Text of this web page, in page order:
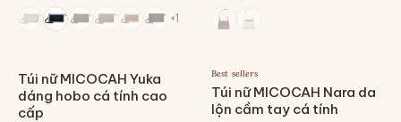
+1
Túi nữ MICOCAH Yuka
dáng hobo cá tính cao
cấp
Best sellers
Túi nữ MICOCAH Nara da
lộn cầm tay cá tính